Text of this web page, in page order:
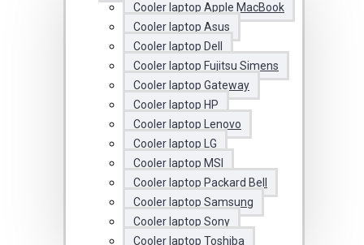
Cooler laptop Apple MacBook
Cooler laptop Asus
Cooler laptop Dell
Cooler laptop Fujitsu Simens
Cooler laptop Gateway
Cooler laptop HP
Cooler laptop Lenovo
Cooler laptop LG
Cooler laptop MSI
Cooler laptop Packard Bell
Cooler laptop Samsung
Cooler laptop Sony
Cooler laptop Toshiba